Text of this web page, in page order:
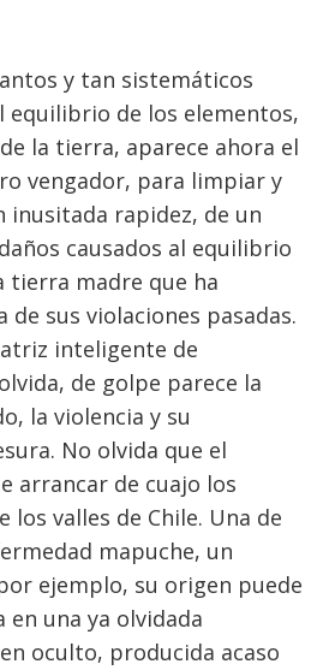
y tan sistemáticos
equilibrio de los elementos,
la tierra, aparece ahora el
vengador, para limpiar y
inusitada rapidez, de un
causados al equilibrio
tierra madre que ha
de sus violaciones pasadas.
inteligente de
de golpe parece la
la violencia y su
No olvida que el
arrancar de cuajo los
valles de Chile. Una de
mapuche, un
ejemplo, su origen puede
en una ya olvidada
oculto, producida acaso